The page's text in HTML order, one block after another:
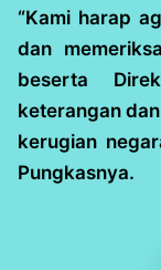
“Kami harap
dan
beserta
keterangan
kerugian
Pungkasnya.